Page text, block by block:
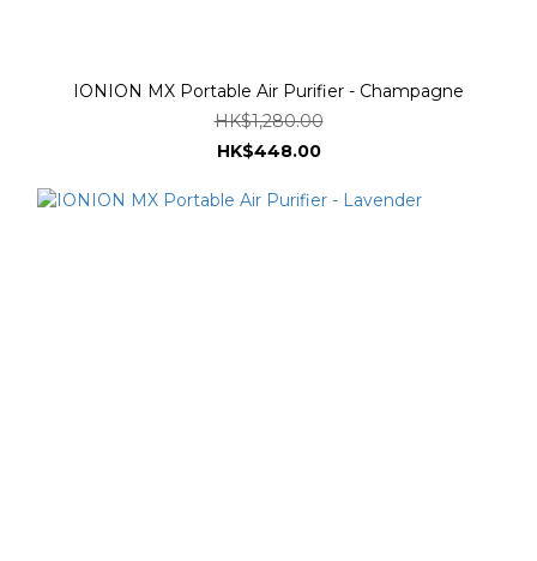
IONION MX Portable Air Purifier - Champagne
HK$1,280.00
HK$448.00